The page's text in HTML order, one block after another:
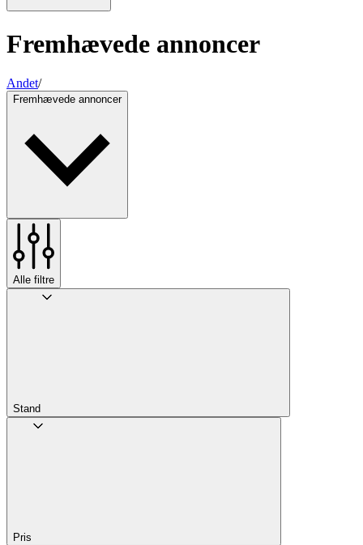
Fremhævede annoncer
Andet/
Fremhævede annoncer
Alle filtre
Stand
Pris